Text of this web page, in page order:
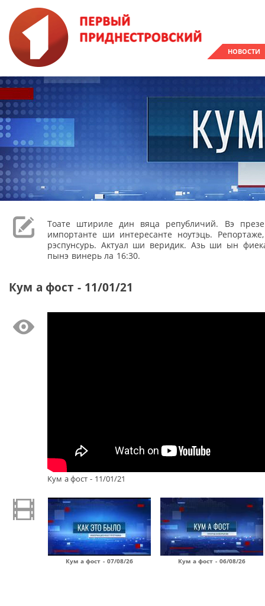
НОВОСТИ
Тоате штириле дин вяца републичий. Вэ
импортанте ши интересанте ноутэць.
рэспунсурь. Актуал ши веридик. Азь ши ын
пынэ винерь ла 16:30.
Кум а фост - 11/01/21
Кум а фост - 11/01/21
Кум а фост - 07/08/26 Кум а фост - 06/08/26